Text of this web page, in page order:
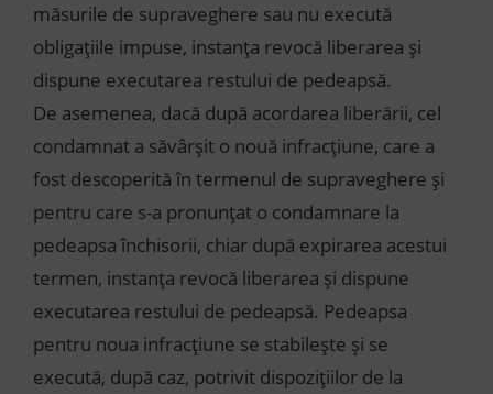
măsurile de supraveghere sau nu execută
obligațiile impuse, instanța revocă liberarea și
dispune executarea restului de pedeapsă.
De asemenea, dacă după acordarea liberării, cel
condamnat a săvârșit o nouă infracțiune, care a
fost descoperită în termenul de supraveghere și
pentru care s-a pronunțat o condamnare la
pedeapsa închisorii, chiar după expirarea acestui
termen, instanța revocă liberarea și dispune
executarea restului de pedeapsă. Pedeapsa
pentru noua infracțiune se stabilește și se
execută, după caz, potrivit dispozițiilor de la